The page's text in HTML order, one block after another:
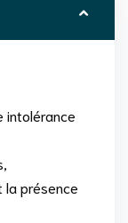
intolérance
la présence